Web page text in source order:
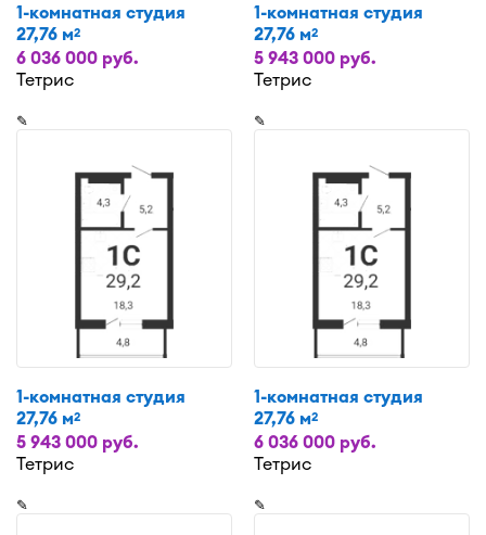
1-комнатная студия
27,76 м2
6 036 000 руб.
Тетрис
1-комнатная студия
27,76 м2
5 943 000 руб.
Тетрис
✎
1-комнатная студия
27,76 м2
5 943 000 руб.
Тетрис
✎
1-комнатная студия
27,76 м2
6 036 000 руб.
Тетрис
✎ ✎